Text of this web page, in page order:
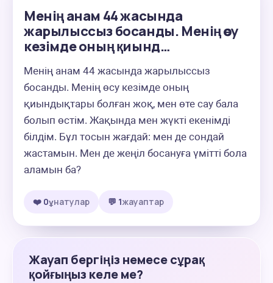
Менің анам 44 жасында
жарылыссыз босанды. Менің өсу
кезімде оның қиынд…
Менің анам 44 жасында жарылыссыз
босанды. Менің өсу кезімде оның
қиындықтары болған жоқ, мен өте сау бала
болып өстім. Жақында мен жүкті екенімді
білдім. Бұл тосын жағдай: мен де сондай
жастамын. Мен де жеңіл босануға үмітті бола
аламын ба?
❤️ 0ұнатулар 💬 1жауаптар
Жауап бергіңіз немесе сұрақ
қойғыңыз келе ме?